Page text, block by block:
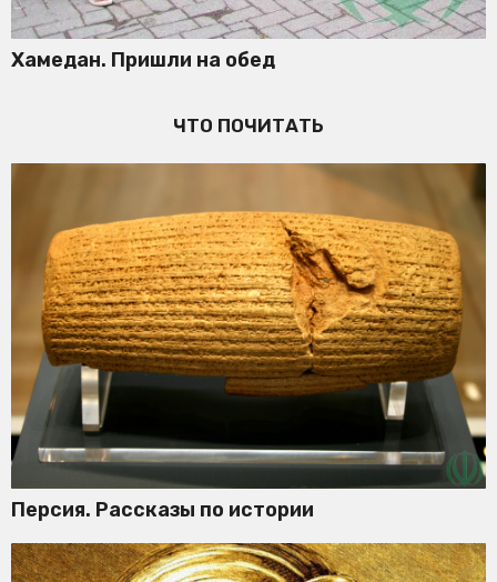
Хамедан. Пришли на обед
ЧТО ПОЧИТАТЬ
Персия. Рассказы по истории